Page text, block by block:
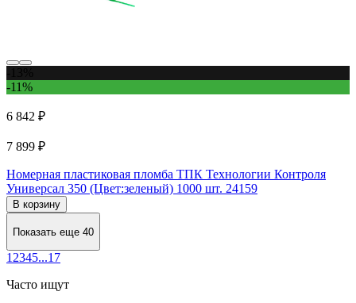
-11%
6 842 ₽
7 899 ₽
Номерная пластиковая пломба ТПК Технологии Контроля
Универсал 350 (Цвет:зеленый) 1000 шт. 24159
В корзину
Показать еще 40
1 2345...17
Часто ищут